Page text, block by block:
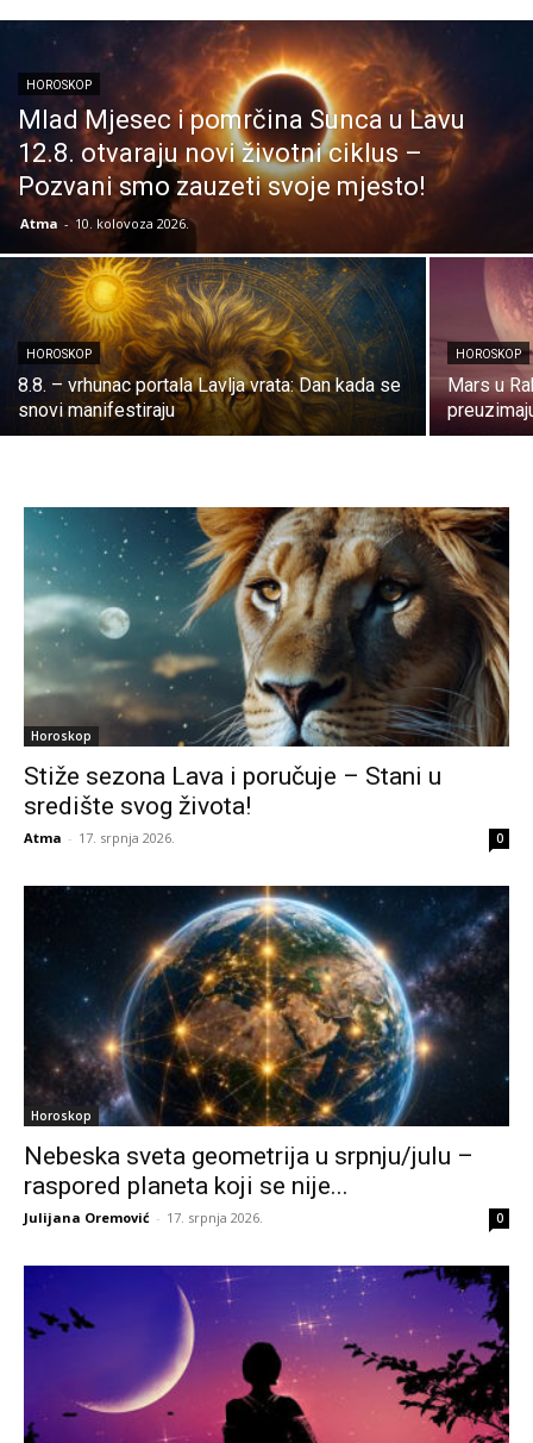
HOROSKOP
Mlad Mjesec i pomrčina Sunca u Lavu
12.8. otvaraju novi životni ciklus –
Pozvani smo zauzeti svoje mjesto!
Atma - 10. kolovoza 2026.
HOROSKOP
8.8. – vrhunac portala Lavlja vrata: Dan kada se
snovi manifestiraju
HOROSKOP
Mars u
Horoskop
Stiže sezona Lava i poručuje – Stani u
središte svog života!
Atma - 17. srpnja 2026. 0
Horoskop
Nebeska sveta geometrija u srpnju/julu –
raspored planeta koji se nije...
Julijana Oremović - 17. srpnja 2026. 0